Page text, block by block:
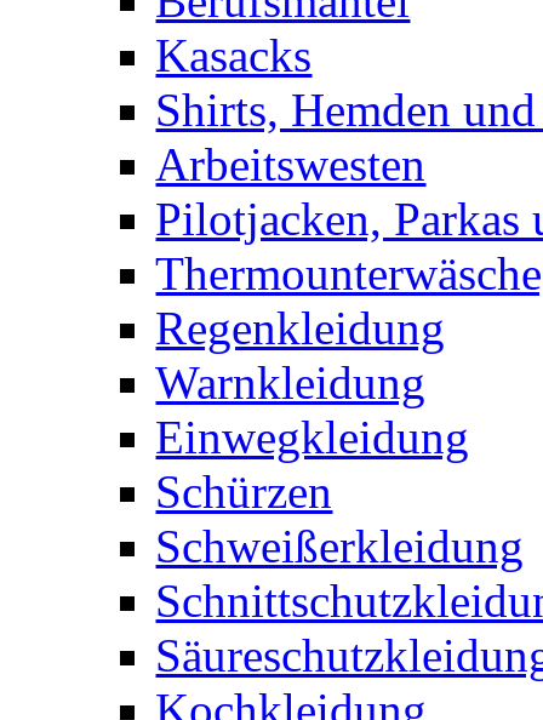
Kasacks
Shirts, Hemden
Arbeitswesten
Pilotjacken, Parkas
Regenkleidung
Warnkleidung
Einwegkleidung
Schürzen
Schweißerkleidung